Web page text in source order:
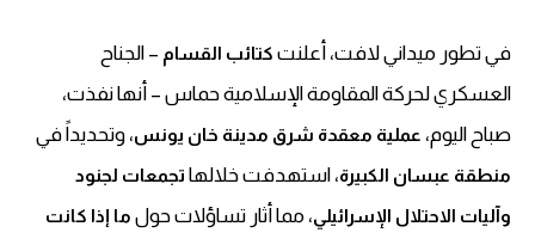
في تطور ميداني لافت، أعلنت كتائب القسام – الجناح
العسكري لحركة المقاومة الإسلامية حماس – أنها نفذت،
صباح اليوم، عملية معقدة شرق مدينة خان يونس، وتحديداً في
منطقة عبسان الكبيرة، استهدفت خلالها تجمعات لجنود
وآليات الاحتلال الإسرائيلي، مما أثار تساؤلات حول ما إذا كانت